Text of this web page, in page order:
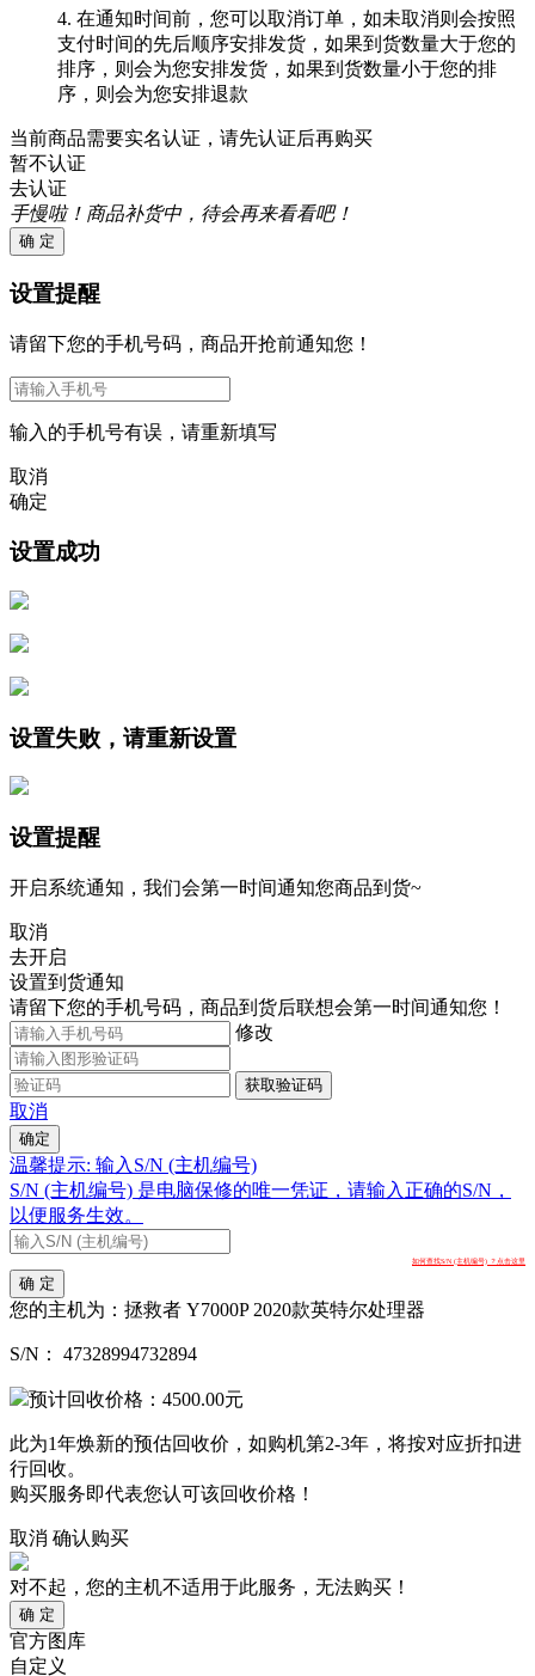
4. 在通知时间前，您可以取消订单，如未取消则会按照
支付时间的先后顺序安排发货，如果到货数量大于您的
排序，则会为您安排发货，如果到货数量小于您的排
序，则会为您安排退款
当前商品需要实名认证，请先认证后再购买
暂不认证
去认证
手慢啦！商品补货中，待会再来看看吧！
确 定
设置提醒
请留下您的手机号码，商品开抢前通知您！
输入的手机号有误，请重新填写
取消
确定
设置成功
设置失败，请重新设置
设置提醒
开启系统通知，我们会第一时间通知您商品到货~
取消
去开启
设置到货通知
请留下您的手机号码，商品到货后联想会第一时间通知您！
修改
获取验证码
取消
确定
温馨提示: 输入S/N (主机编号)
S/N (主机编号) 是电脑保修的唯一凭证，请输入正确的S/N，
以便服务生效。
如何查找S/N (主机编号) ？点击这里
确 定
您的主机为： 拯救者 Y7000P 2020款英特尔处理器
S/N： 47328994732894
预计回收价格： 4500.00元
此为1年焕新的预估回收价，如购机第2-3年，将按对应折扣进
行回收。
购买服务即代表您认可该回收价格！
取消 确认购买
对不起，您的主机不适用于此服务，无法购买！
确 定
官方图库
自定义